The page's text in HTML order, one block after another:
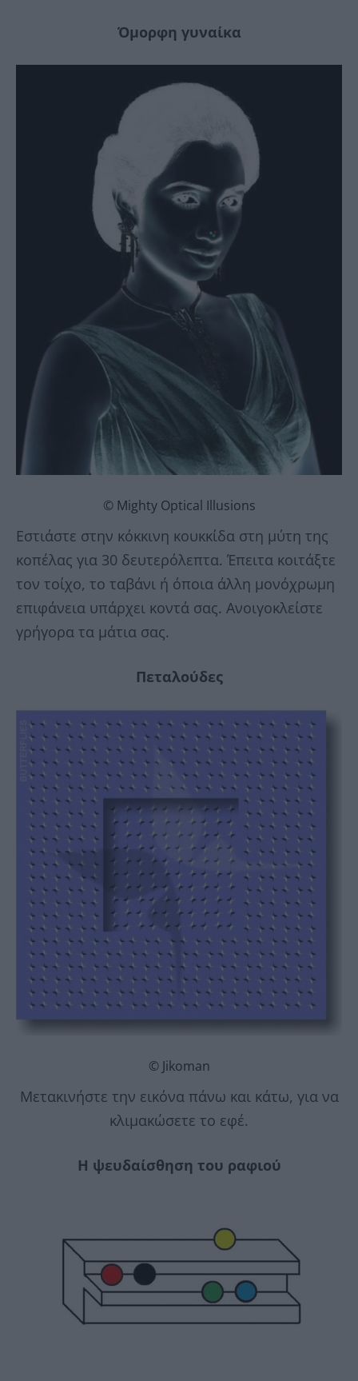
Όμορφη γυναίκα
© Mighty Optical Illusions
Εστιάστε στην κόκκινη κουκκίδα στη μύτη της
κοπέλας για 30 δευτερόλεπτα. Έπειτα κοιτάξτε
τον τοίχο, το ταβάνι ή όποια άλλη μονόχρωμη
επιφάνεια υπάρχει κοντά σας. Ανοιγοκλείστε
γρήγορα τα μάτια σας.
Πεταλούδες
© Jikoman
Μετακινήστε την εικόνα πάνω και κάτω, για να
κλιμακώσετε το εφέ.
Η ψευδαίσθηση του ραφιού